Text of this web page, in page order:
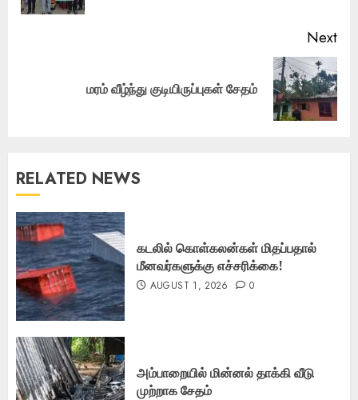
Next
மரம் வீழ்ந்து குடியிருப்புகள் சேதம்
RELATED NEWS
கடலில் கொள்கலன்கள் மிதப்பதால்
மீனவர்களுக்கு எச்சரிக்கை!
AUGUST 1, 2026 0
அம்பாறையில் மின்னல் தாக்கி வீடு
முற்றாக சேதம்